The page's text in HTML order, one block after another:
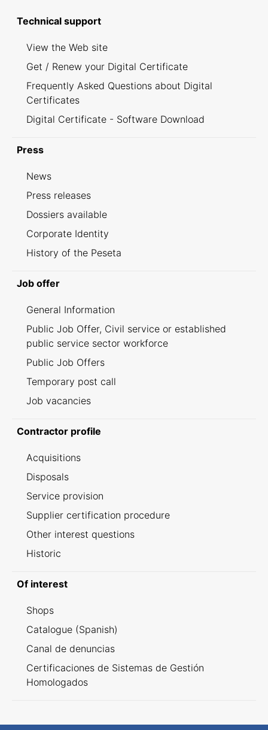
Technical support
View the Web site
Get / Renew your Digital Certificate
Frequently Asked Questions about Digital
Certificates
Digital Certificate - Software Download
Press
News
Press releases
Dossiers available
Corporate Identity
History of the Peseta
Job offer
General Information
Public Job Offer, Civil service or established
public service sector workforce
Public Job Offers
Temporary post call
Job vacancies
Contractor profile
Acquisitions
Disposals
Service provision
Supplier certification procedure
Other interest questions
Historic
Of interest
Shops
Catalogue (Spanish)
Canal de denuncias
Certificaciones de Sistemas de Gestión
Homologados